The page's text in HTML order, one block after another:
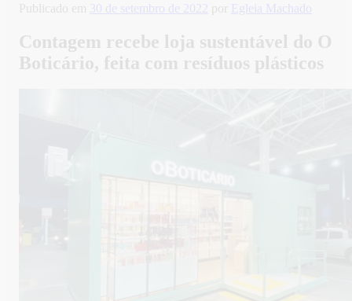
Publicado em 30 de setembro de 2022 por Egleia Machado
Contagem recebe loja sustentável do O
Boticário, feita com resíduos plásticos